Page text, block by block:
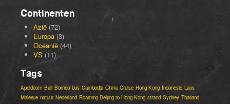
Continenten
Azië (72)
Europa (3)
Oceanië (44)
VS (11)
Tags
Apeldoorn Bali Borneo bus Cambodja China Cruise Hong Kong Indonesie Laos
Maleisie natuur Nederland Roaming Beijing to Hong Kong strand Sydney Thailand